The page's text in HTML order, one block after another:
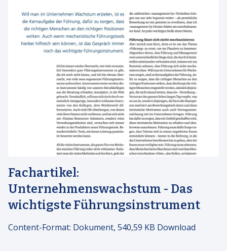
Fachartikel:
Unternehmenswachstum - Das
wichtigste Führungsinstrument
Content-Format: Dokument, 540,59 KB Download